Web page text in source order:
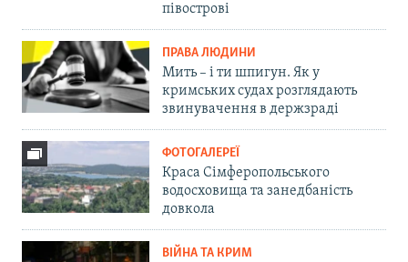
півострові
ПРАВА ЛЮДИНИ
Мить – і ти шпигун. Як у
кримських судах розглядають
звинувачення в держзраді
ФОТОГАЛЕРЕЇ
Краса Сімферопольського
водосховища та занедбаність
довкола
ВІЙНА ТА КРИМ